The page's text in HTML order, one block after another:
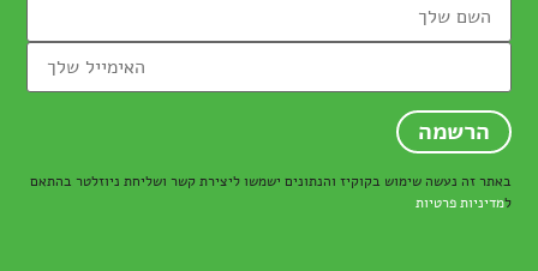
באתר זה נעשה שימוש בקוקיז והנתונים ישמשו ליצירת קשר ושליחת ניוזלטר בהתאם
למדיניות פרטיות